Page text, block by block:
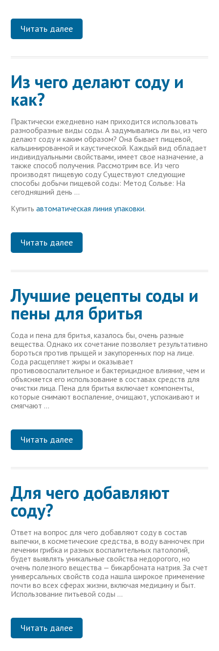
Читать далее
Из чего делают соду и
как?
Практически ежедневно нам приходится использовать
разнообразные виды соды. А задумывались ли вы, из чего
делают соду и каким образом? Она бывает пищевой,
кальцинированной и каустической. Каждый вид обладает
индивидуальными свойствами, имеет свое назначение, а
также способ получения. Рассмотрим все. Из чего
производят пищевую соду Существуют следующие
способы добычи пищевой соды: Метод Сольве: На
сегодняшний день …
Купитьавтоматическая линия упаковки.
Читать далее
Лучшие рецепты соды и
пены для бритья
Сода и пена для бритья, казалось бы, очень разные
вещества. Однако их сочетание позволяет результативно
бороться против прыщей и закупоренных пор на лице.
Сода расщепляет жиры и оказывает
противовоспалительное и бактерицидное влияние, чем и
объясняется его использование в составах средств для
очистки лица. Пена для бритья включает компоненты,
которые снимают воспаление, очищают, успокаивают и
смягчают …
Читать далее
Для чего добавляют
соду?
Ответ на вопрос для чего добавляют соду в состав
выпечки, в косметические средства, в воду ванночек при
лечении грибка и разных воспалительных патологий,
будет выявлять уникальные свойства недорогого, но
очень полезного вещества — бикарбоната натрия. За счет
универсальных свойств сода нашла широкое применение
почти во всех сферах жизни, включая медицину и быт.
Использование питьевой соды …
Читать далее